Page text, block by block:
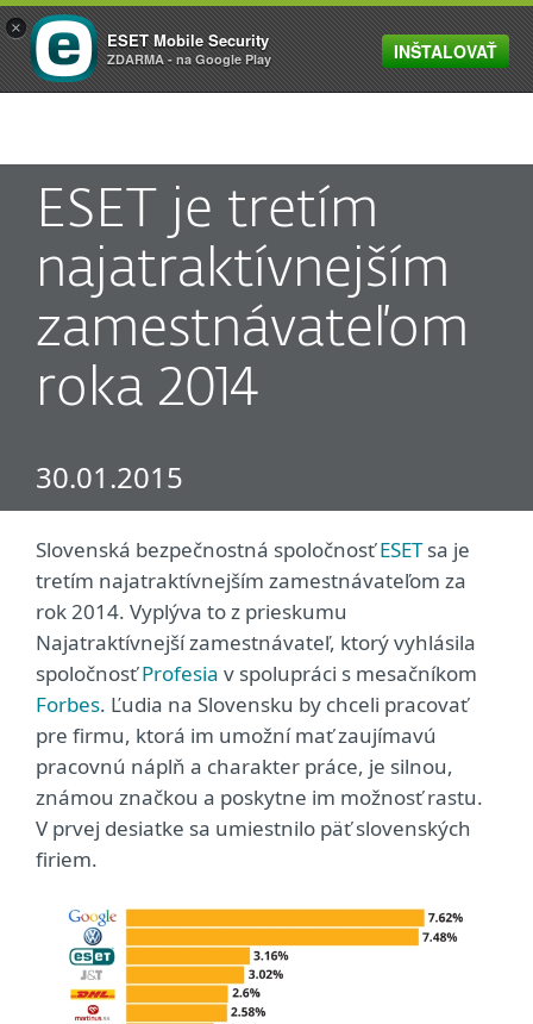
MENU
ESET je tretím
najatraktívnejším
zamestnávateľom
roka 2014
30.01.2015
Slovenská bezpečnostná spoločnosťESETsa je
tretím najatraktívnejším zamestnávateľom za
rok 2014. Vyplýva to z prieskumu
Najatraktívnejší zamestnávateľ, ktorý vyhlásila
spoločnosťProfesia v spolupráci s mesačníkom
Forbes. Ľudia na Slovensku by chceli pracovať
pre firmu, ktorá im umožní mať zaujímavú
pracovnú náplň a charakter práce, je silnou,
známou značkou a poskytne im možnosť rastu.
V prvej desiatke sa umiestnilo päť slovenských
firiem.
×
ESET Mobile Security
ZDARMA - na Google Play INŠTALOVAŤ